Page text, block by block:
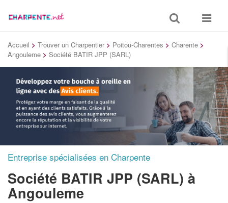
Toggle
search
Toggle
Accueil > Trouver un Charpentier > Poitou-Charentes > Charente >
Angouleme > Société BATIR JPP (SARL)
Entreprise spécialisées en Charpente
Société BATIR JPP (SARL) à
Angouleme